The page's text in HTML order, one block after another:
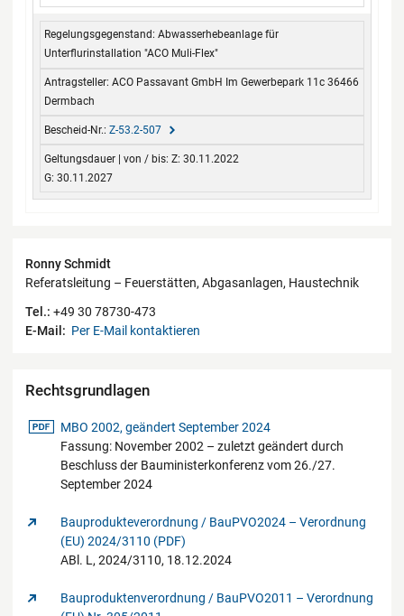
Abwasserhebeanlage für
Unterflurinstallation "ACO Muli-Flex"
ACO Passavant GmbH Im Gewerbepark 11c 36466
Dermbach
Z-53.2-507
Z: 30.11.2022
G: 30.11.2027
Kontaktdaten
Ronny Schmidt
Referatsleitung – Feuerstätten, Abgasanlagen, Haustechnik
Tel.: +49 30 78730-473
E-Mail: Per E-Mail kontaktieren
Rechtsgrundlagen
pdf-Datei
MBO 2002, geändert September 2024
Fassung: November 2002 – zuletzt geändert durch
Beschluss der Bauministerkonferenz vom 26./27.
September 2024
Bauprodukteverordnung / BauPVO2024 – Verordnung
(EU) 2024/3110 (PDF)
ABl. L, 2024/3110, 18.12.2024
Bauproduktenverordnung / BauPVO2011 – Verordnung